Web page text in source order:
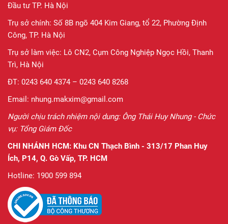
Đầu tư TP. Hà Nội
Trụ sở chính: Số 8B ngõ 404 Kim Giang, tổ 22, Phường Định
Công, TP. Hà Nội
Trụ sở làm việc: Lô CN2, Cụm Công Nghiệp Ngọc Hồi, Thanh
Trì, Hà Nội
ĐT: 0243 640 4374 – 0243 640 8268
Email: nhung.makxim@gmail.com
Người chịu trách nhiệm nội dung: Ông Thái Huy Nhung - Chức
vụ: Tổng Giám Đốc
CHI NHÁNH HCM: Khu CN Thạch Bình - 313/17 Phan Huy
Ích, P14, Q. Gò Vấp, TP. HCM
Hotline: 1900 599 894